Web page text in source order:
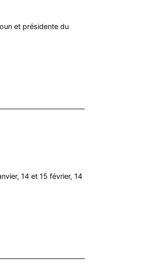
et présidente du
14 et 15 février, 14